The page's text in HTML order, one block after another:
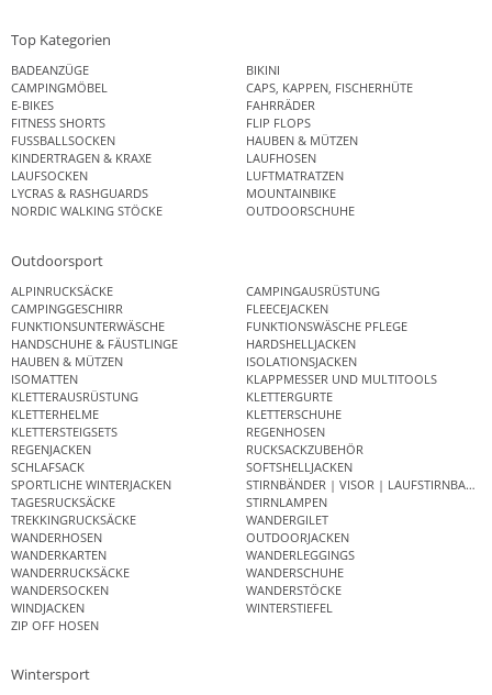
Top Kategorien
BADEANZÜGE
BIKINI
CAMPINGMÖBEL
CAPS, KAPPEN, FISCHERHÜTE
E-BIKES
FAHRRÄDER
FITNESS SHORTS
FLIP FLOPS
FUSSBALLSOCKEN
HAUBEN & MÜTZEN
KINDERTRAGEN & KRAXE
LAUFHOSEN
LAUFSOCKEN
LUFTMATRATZEN
LYCRAS & RASHGUARDS
MOUNTAINBIKE
NORDIC WALKING STÖCKE
OUTDOORSCHUHE
Outdoorsport
ALPINRUCKSÄCKE
CAMPINGAUSRÜSTUNG
CAMPINGGESCHIRR
FLEECEJACKEN
FUNKTIONSUNTERWÄSCHE
FUNKTIONSWÄSCHE PFLEGE
HANDSCHUHE & FÄUSTLINGE
HARDSHELLJACKEN
HAUBEN & MÜTZEN
ISOLATIONSJACKEN
ISOMATTEN
KLAPPMESSER UND MULTITOOLS
KLETTERAUSRÜSTUNG
KLETTERGURTE
KLETTERHELME
KLETTERSCHUHE
KLETTERSTEIGSETS
REGENHOSEN
REGENJACKEN
RUCKSACKZUBEHÖR
SCHLAFSACK
SOFTSHELLJACKEN
SPORTLICHE WINTERJACKEN
STIRNBÄNDER | VISOR | LAUFSTIRNBAND
TAGESRUCKSÄCKE
STIRNLAMPEN
TREKKINGRUCKSÄCKE
WANDERGILET
WANDERHOSEN
OUTDOORJACKEN
WANDERKARTEN
WANDERLEGGINGS
WANDERRUCKSÄCKE
WANDERSCHUHE
WANDERSOCKEN
WANDERSTÖCKE
WINDJACKEN
WINTERSTIEFEL
ZIP OFF HOSEN
Wintersport